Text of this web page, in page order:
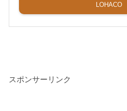
LOHACO
スポンサーリンク